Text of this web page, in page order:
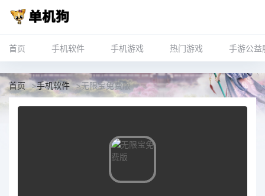
首页 手机软件 手机游戏 热门游戏 手游公益
首页 >手机软件 >无限宝免费版